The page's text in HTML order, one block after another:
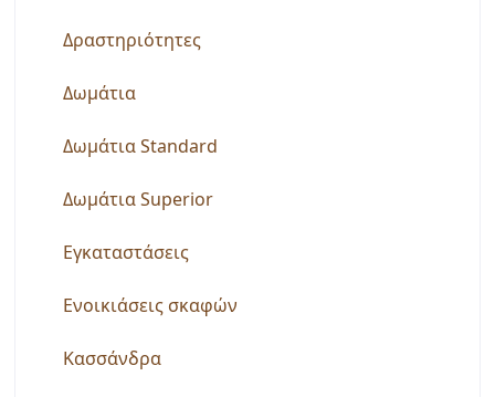
Δραστηριότητες
Δωμάτια
Δωμάτια Standard
Δωμάτια Superior
Εγκαταστάσεις
Ενοικιάσεις σκαφών
Κασσάνδρα